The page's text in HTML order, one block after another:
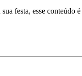
festa, esse conteúdo